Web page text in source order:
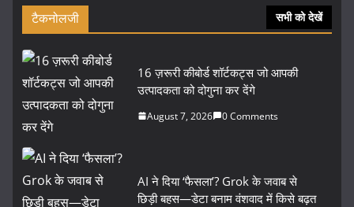
टैकनोलजी सभी को देखें
16 ज़रूरी कीबोर्ड शॉर्टकट्स जो आपकी
उत्पादकता को दोगुना कर देंगे
August 7, 2026 0 Comments
AI ने दिया ‘फैसला’? Grok के जवाब से
छिड़ी बहस—डेटा बनाम वंशवाद में किसे बढ़त